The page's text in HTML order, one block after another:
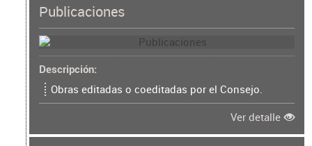
Publicaciones
Descripción
Obras editadas o coeditadas por el Consejo.
Ver detalle